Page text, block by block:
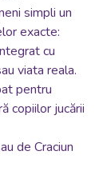
simpli un
exacte:
cu
viata reala.
pentru
copiilor jucării
de Craciun